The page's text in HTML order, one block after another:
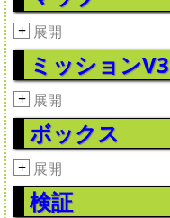
+ 展開
ミッションV3
+ 展開
ボックス
+ 展開
検証